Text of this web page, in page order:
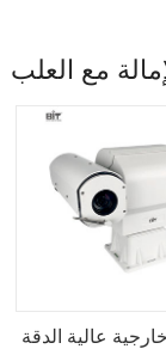
مع العلب
عالية الدقة